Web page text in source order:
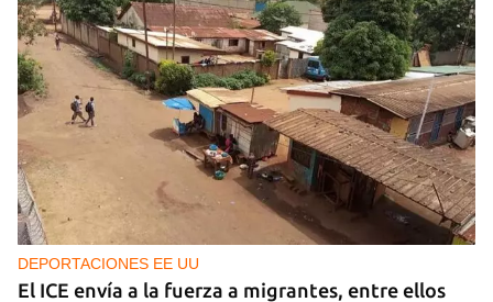
DEPORTACIONES EE UU
El ICE envía a la fuerza a migrantes, entre ellos